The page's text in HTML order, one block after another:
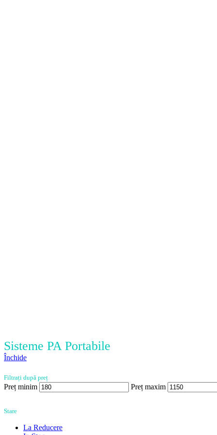
Sisteme PA Portabile
Închide
Filtrați după preț
Preț minim Preț maxim
Stare
La Reducere